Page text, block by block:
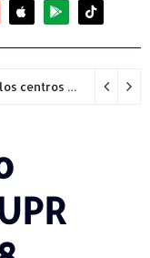
Hospital General de Castañer entre los centros de salud comunitarios con mejor desempeño clínico de Estados Unidos